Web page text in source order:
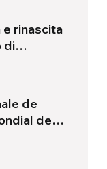
e rinascita
di
de
de